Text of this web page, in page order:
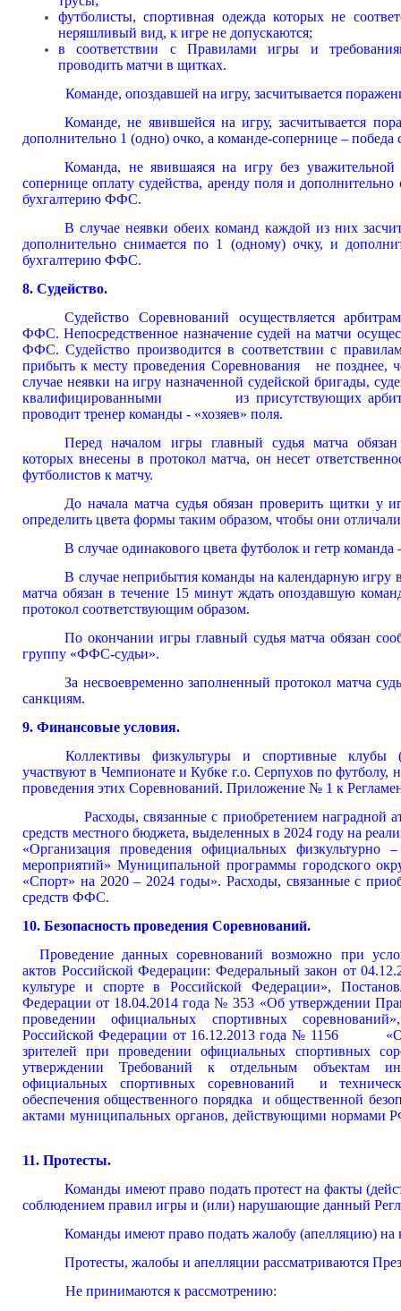
футболисты, спортивная одежда которых не
неряшливый вид, к игре не допускаются;
в соответствии с Правилами игры и
проводить матчи в щитках.
Команде, опоздавшей на игру, засчитывается
Команде, не явившейся на игру, засчитывается
дополнительно 1 (одно) очко, а команде-сопернице – победа
Команда, не явившаяся на игру без
сопернице оплату судейства, аренду поля и
бухгалтерию ФФС.
В случае неявки обеих команд каждой из них
дополнительно снимается по 1 (одному) очку, и
бухгалтерию ФФС.
8. Судейство.
Судейство Соревнований осуществляется
ФФС. Непосредственное назначение судей на матчи
ФФС. Судейство производится в соответствии с
прибыть к месту проведения Соревнования не позднее,
случае неявки на игру назначенной судейской бригады,
квалифицированными из присутствующих
проводит тренер команды - «хозяев» поля.
Перед началом игры главный судья матча
которых внесены в протокол матча, он несет
футболистов к матчу.
До начала матча судья обязан проверить щитки
определить цвета формы таким образом, чтобы они
В случае одинакового цвета футболок и гетр команда
В случае неприбытия команды на календарную игру
матча обязан в течение 15 минут ждать опоздавшую
протокол соответствующим образом.
По окончании игры главный судья матча
группу «ФФС-судьи».
За несвоевременно заполненный протокол матча
санкциям.
9. Финансовые условия.
Коллективы физкультуры и спортивные клубы
участвуют в Чемпионате и Кубке г.о. Серпухов по футболу,
проведения этих Соревнований. Приложение № 1 к
Расходы, связанные с приобретением наградной
средств местного бюджета, выделенных в 2024 году на
«Организация проведения официальных физкультурно
мероприятий» Муниципальной программы городского
«Спорт» на 2020 – 2024 годы». Расходы, связанные с
средств ФФС.
10. Безопасность проведения Соревнований.
Проведение данных соревнований возможно при
актов Российской Федерации: Федеральный закон от
культуре и спорте в Российской Федерации»,
Федерации от 18.04.2014 года № 353 «Об утверждении
проведении официальных спортивных
Российской Федерации от 16.12.2013 года № 1156
зрителей при проведении официальных спортивных
утверждении Требований к отдельным объектам
официальных спортивных соревнований и
обеспечения общественного порядка и общественной
актами муниципальных органов, действующими нормами
11. Протесты.
Команды имеют право подать протест на факты
соблюдением правил игры и (или) нарушающие данный
Команды имеют право подать жалобу (апелляцию) на
Протесты, жалобы и апелляции рассматриваются
Не принимаются к рассмотрению: